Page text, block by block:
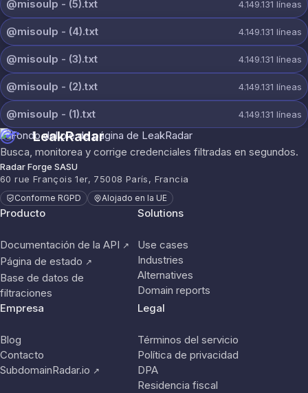
@misoulp - (5).txt 4.149.131 líneas
@misoulp - (4).txt 4.149.131 líneas
@misoulp - (3).txt 4.149.131 líneas
@misoulp - (2).txt 4.149.131 líneas
@misoulp - (1).txt 4.149.131 líneas
LeakRadar
Busca, monitorea y corrige credenciales filtradas en segundos.
Radar Forge SASU
60 rue François 1er, 75008 París, Francia
Conforme RGPD Alojado en la UE
Producto
Documentación de la API ↗
Página de estado ↗
Base de datos de
filtraciones
Solutions
Use cases
Industries
Alternatives
Domain reports
Empresa
Blog
Contacto
SubdomainRadar.io ↗
Legal
Términos del servicio
Política de privacidad
DPA
Residencia fiscal